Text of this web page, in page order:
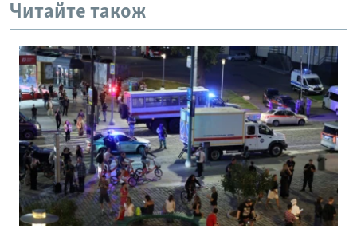
Читайте також